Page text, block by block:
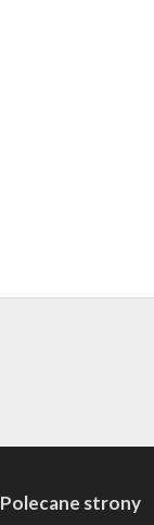
Polecane strony